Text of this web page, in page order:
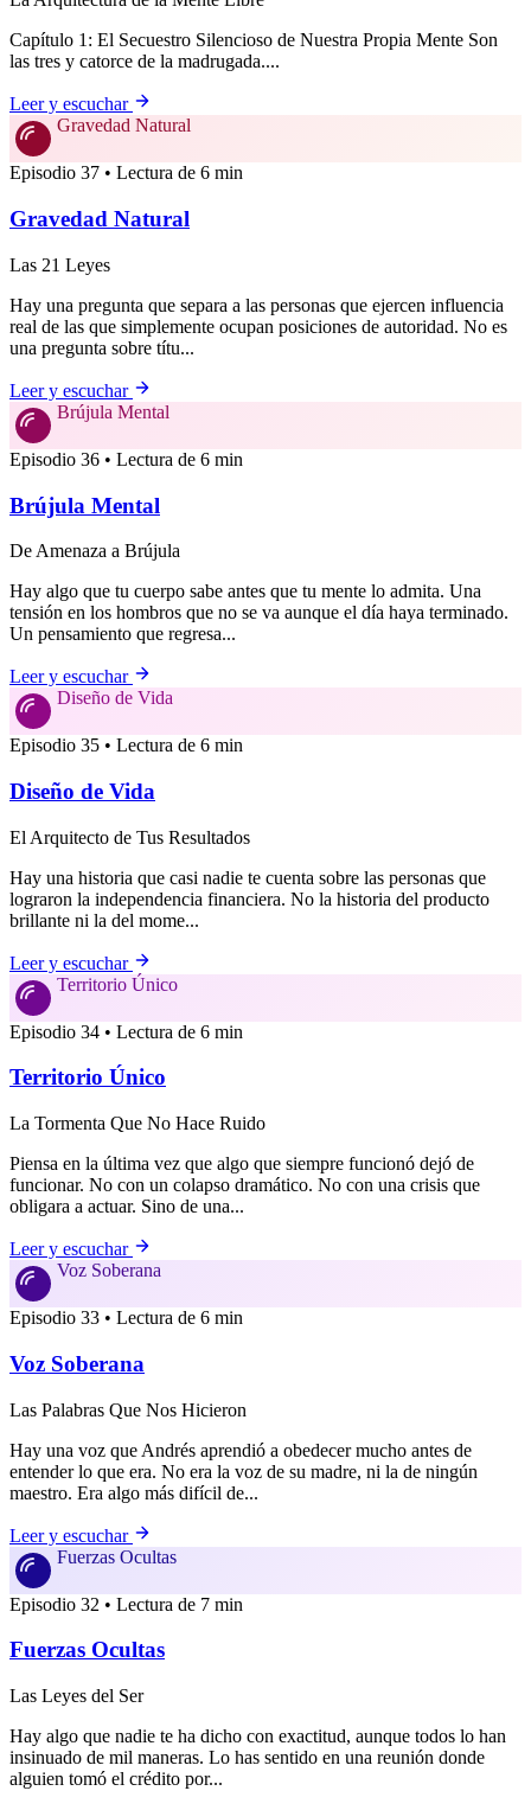
Capítulo 1: El Secuestro Silencioso de Nuestra Propia Mente Son
las tres y catorce de la madrugada....
Leer y escuchar
Gravedad Natural
Episodio 37 • Lectura de 6 min
Gravedad Natural
Las 21 Leyes
Hay una pregunta que separa a las personas que ejercen influencia
real de las que simplemente ocupan posiciones de autoridad. No es
una pregunta sobre títu...
Leer y escuchar
Brújula Mental
Episodio 36 • Lectura de 6 min
Brújula Mental
De Amenaza a Brújula
Hay algo que tu cuerpo sabe antes que tu mente lo admita. Una
tensión en los hombros que no se va aunque el día haya terminado.
Un pensamiento que regresa...
Leer y escuchar
Diseño de Vida
Episodio 35 • Lectura de 6 min
Diseño de Vida
El Arquitecto de Tus Resultados
Hay una historia que casi nadie te cuenta sobre las personas que
lograron la independencia financiera. No la historia del producto
brillante ni la del mome...
Leer y escuchar
Territorio Único
Episodio 34 • Lectura de 6 min
Territorio Único
La Tormenta Que No Hace Ruido
Piensa en la última vez que algo que siempre funcionó dejó de
funcionar. No con un colapso dramático. No con una crisis que
obligara a actuar. Sino de una...
Leer y escuchar
Voz Soberana
Episodio 33 • Lectura de 6 min
Voz Soberana
Las Palabras Que Nos Hicieron
Hay una voz que Andrés aprendió a obedecer mucho antes de
entender lo que era. No era la voz de su madre, ni la de ningún
maestro. Era algo más difícil de...
Leer y escuchar
Fuerzas Ocultas
Episodio 32 • Lectura de 7 min
Fuerzas Ocultas
Las Leyes del Ser
Hay algo que nadie te ha dicho con exactitud, aunque todos lo han
insinuado de mil maneras. Lo has sentido en una reunión donde
alguien tomó el crédito por...